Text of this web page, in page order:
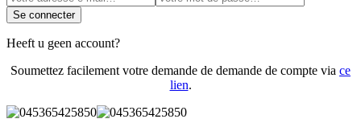
Se connecter
Heeft u geen account?
Soumettez facilement votre demande de demande de compte via ce
lien.